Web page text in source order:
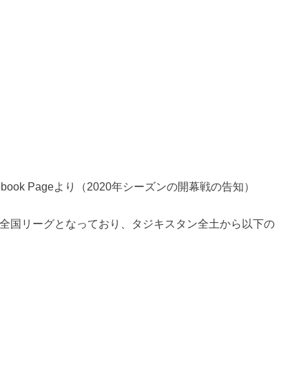
Pageより（2020年シーズンの開幕戦の告知）
国リーグとなっており、タジキスタン全土から以下の